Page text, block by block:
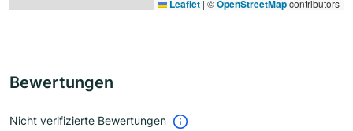
Leaflet | ©OpenStreetMapcontributors
Bewertungen
Nicht verifizierte Bewertungen